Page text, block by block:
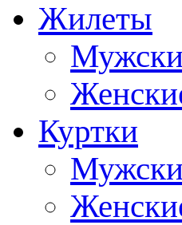
Жилеты
Куртки